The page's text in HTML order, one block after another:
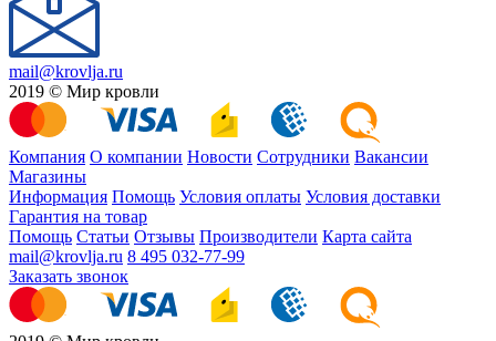
mail@krovlja.ru
2019 © Мир кровли
Компания О компании Новости Сотрудники Вакансии
Магазины
Информация Помощь Условия оплаты Условия доставки
Гарантия на товар
Помощь Статьи Отзывы Производители Карта сайта
mail@krovlja.ru 8 495 032-77-99
Заказать звонок